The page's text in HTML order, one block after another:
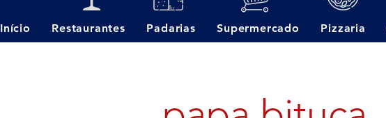
Início Restaurantes Padarias Supermercado Pizzaria